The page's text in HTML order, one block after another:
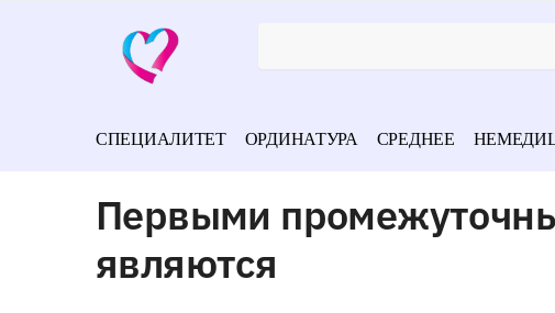
СПЕЦИАЛИТЕТ ОРДИНАТУРА СРЕДНЕЕ
Первыми
являются